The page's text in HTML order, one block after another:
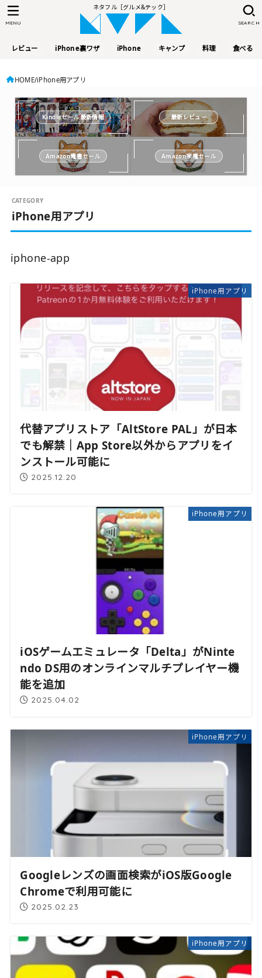
ネタフル［グルメ&テック］
レビュー iPhone裏ワザ iPhone キャンプ 料理 食べる
SEARCH
MENU
HOME iPhone用アプリ
Kindleセール最新情報 最新レビュー
Amazon電書セール Amazon家電セール
iPhone用アプリ
iphone-app
iPhone用アプリ
代替アプリストア「AltStore PAL」が日本
でも解禁｜App Store以外からアプリをイ
ンストール可能に
2025.12.20
iPhone用アプリ
iOSゲームエミュレータ「Delta」がNinte
ndo DS用のオンラインマルチプレイヤー機
能を追加
2025.04.02
iPhone用アプリ
Googleレンズの画面検索がiOS版Google
Chromeで利用可能に
2025.02.23
iPhone用アプリ